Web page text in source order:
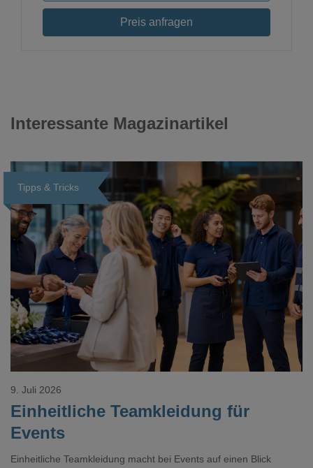
Preis anfragen
Interessante Magazinartikel
Tipps & Tricks
Loading...
Einheitliche Teamkleidung für
Events
9. Juli 2026
Einheitliche Teamkleidung macht bei Events auf einen Blick